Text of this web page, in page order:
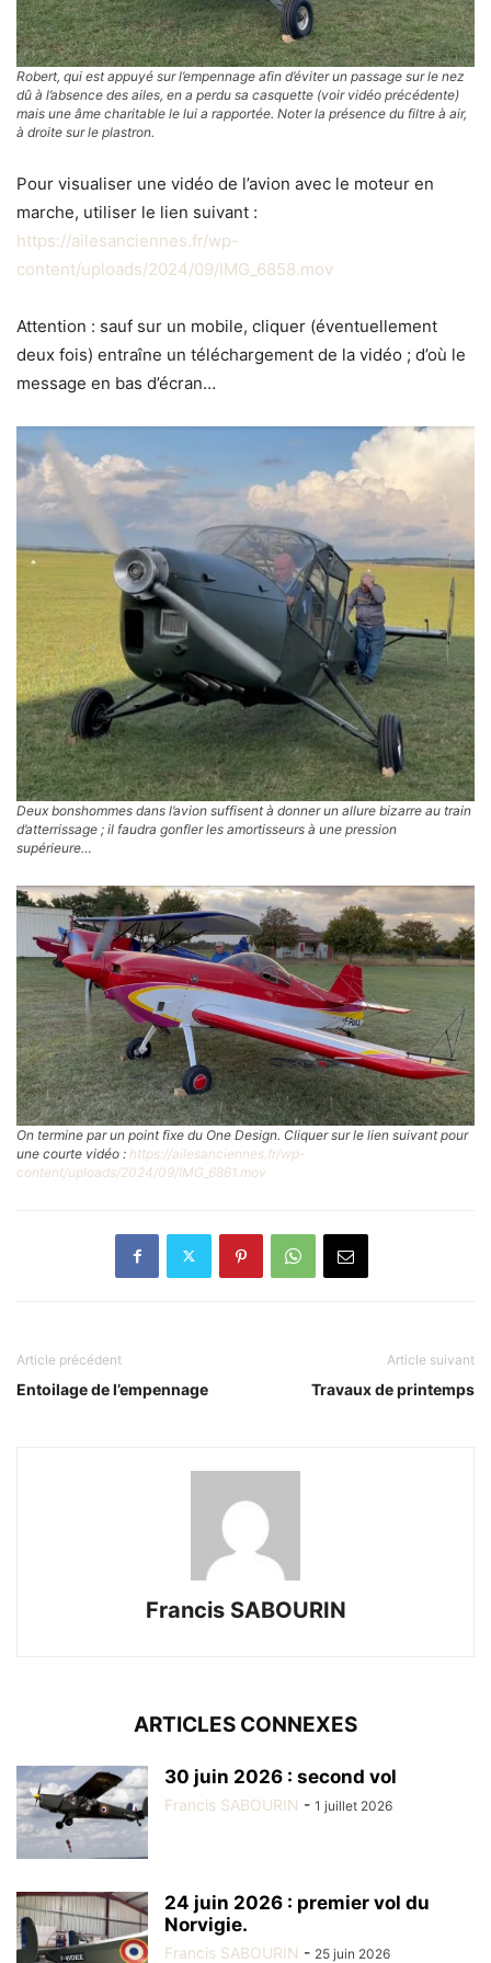
Robert, qui est appuyé sur l’empennage afin d’éviter un passage sur le nez
dû à l’absence des ailes, en a perdu sa casquette (voir vidéo précédente)
mais une âme charitable le lui a rapportée. Noter la présence du filtre à air,
à droite sur le plastron.
Pour visualiser une vidéo de l’avion avec le moteur en
marche, utiliser le lien suivant :
https://ailesanciennes.fr/wp-
content/uploads/2024/09/IMG_6858.mov
Attention : sauf sur un mobile, cliquer (éventuellement
deux fois) entraîne un téléchargement de la vidéo ; d’où le
message en bas d’écran…
Deux bonshommes dans l’avion suffisent à donner un allure bizarre au train
d’atterrissage ; il faudra gonfler les amortisseurs à une pression
supérieure…
On termine par un point fixe du One Design. Cliquer sur le lien suivant pour
une courte vidéo : https://ailesanciennes.fr/wp-
content/uploads/2024/09/IMG_6861.mov
Article précédent
Entoilage de l’empennage
Article suivant
Travaux de printemps
Francis SABOURIN
ARTICLES CONNEXES
30 juin 2026 : second vol
Francis SABOURIN - 1 juillet 2026
24 juin 2026 : premier vol du
Norvigie.
Francis SABOURIN - 25 juin 2026